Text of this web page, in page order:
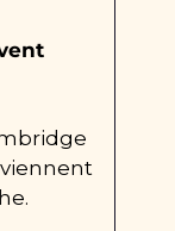
viennent